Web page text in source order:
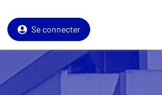
Se connecter